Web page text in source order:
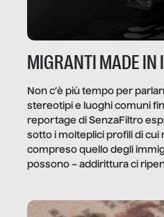
MIGRANTI MADE IN
Non c’è più tempo per
stereotipi e luoghi comuni
reportage di SenzaFiltro
sotto i molteplici profili di cui
compreso quello degli
possono – addirittura ci